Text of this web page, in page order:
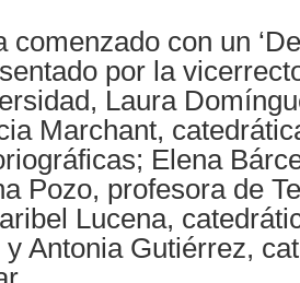
comenzado con un
por la
Laura
Marchant,
Elena
Pozo, profesora de
Lucena,
Antonia Gutiérrez,